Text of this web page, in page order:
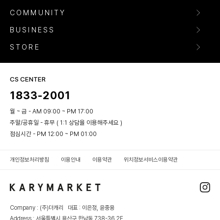
COMMUNITY
BUSINESS
STORE
CS CENTER
1833-2001
월 ~ 금 - AM 09:00 ~ PM 17:00
주말/공휴일 - 휴무 ( 1:1 상담을 이용해주세요 )
점심시간 - PM 12:00 ~ PM 01:00
개인정보처리방침 이용안내 이용약관 위치정보서비스이용약관
Company : (주)더캐리 대표 : 이은정, 윤중용
Address : 서울특별시 용산구 한남동 738-36 2F